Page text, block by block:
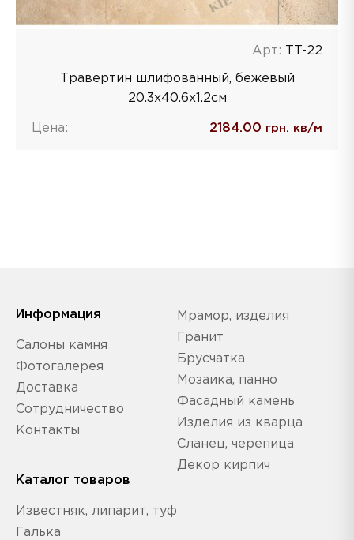
Арт: TT-22
Травертин шлифованный, бежевый
20.3x40.6x1.2cм
Цена: 2184.00 грн. кв/м
Информация
Салоны камня
Фотогалерея
Доставка
Сотрудничество
Контакты
Каталог товаров
Известняк, липарит, туф
Галька
Мрамор, изделия
Гранит
Брусчатка
Мозаика, панно
Фасадный камень
Изделия из кварца
Сланец, черепица
Декор кирпич